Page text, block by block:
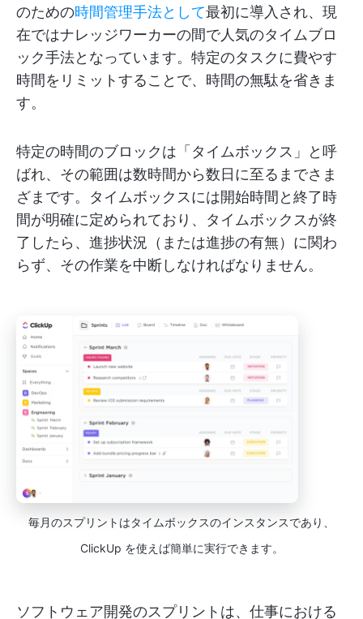
のための時間管理手法として最初に導入され、現
在ではナレッジワーカーの間で人気のタイムブロ
ック手法となっています。特定のタスクに費やす
時間をリミットすることで、時間の無駄を省きま
す。
特定の時間のブロックは「タイムボックス」と呼
ばれ、その範囲は数時間から数日に至るまでさま
ざまです。タイムボックスには開始時間と終了時
間が明確に定められており、タイムボックスが終
了したら、進捗状況（または進捗の有無）に関わ
らず、その作業を中断しなければなりません。
毎月のスプリントはタイムボックスのインスタンスであり、
ClickUp を使えば簡単に実行できます。
ソフトウェア開発のスプリントは、仕事における